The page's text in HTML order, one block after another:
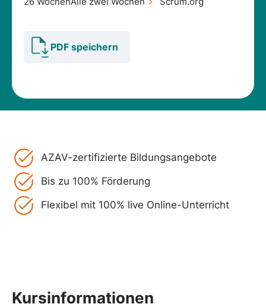
PDF speichern
AZAV-zertifizierte Bildungsangebote
Bis zu 100% Förderung
Flexibel mit 100% live Online-Unterricht
Kursinformationen